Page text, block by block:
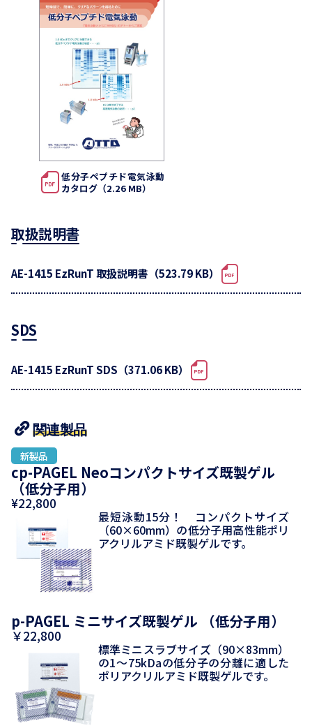
低分子ペプチド電気泳動
カタログ（2.26 MB）
取扱説明書
AE-1415 EzRunT 取扱説明書（523.79 KB）
SDS
AE-1415 EzRunT SDS（371.06 KB）
関連製品
cp-PAGEL Neoコンパクトサイズ既製ゲル
（低分子用）
¥22,800
最短泳動15分！ コンパクトサイズ
（60×60mm）の低分子用高性能ポリ
アクリルアミド既製ゲルです。
p-PAGEL ミニサイズ既製ゲル （低分子用）
￥22,800
標準ミニスラブサイズ（90×83mm）
の1～75kDaの低分子の分離に適した
ポリアクリルアミド既製ゲルです。